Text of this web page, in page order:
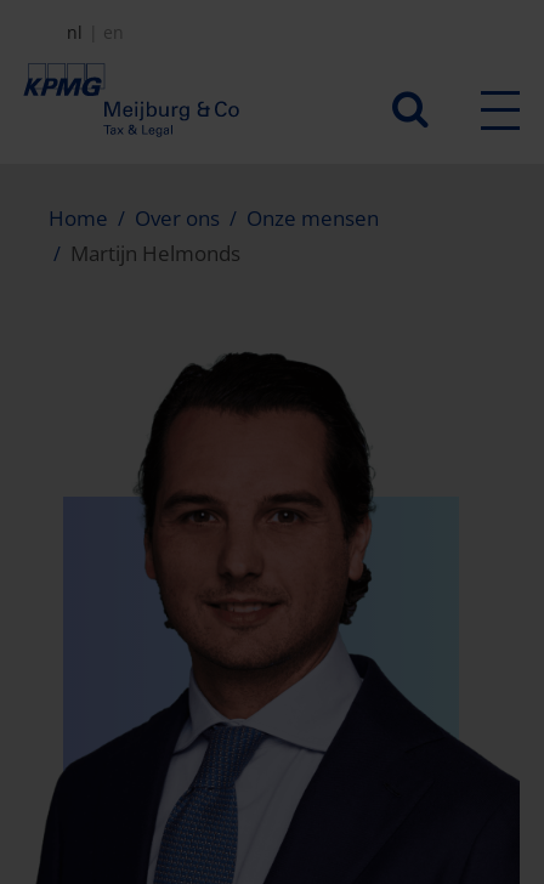
naar
Secundair
nl en
Home Over ons
Onze mensen
Martijn Helmonds